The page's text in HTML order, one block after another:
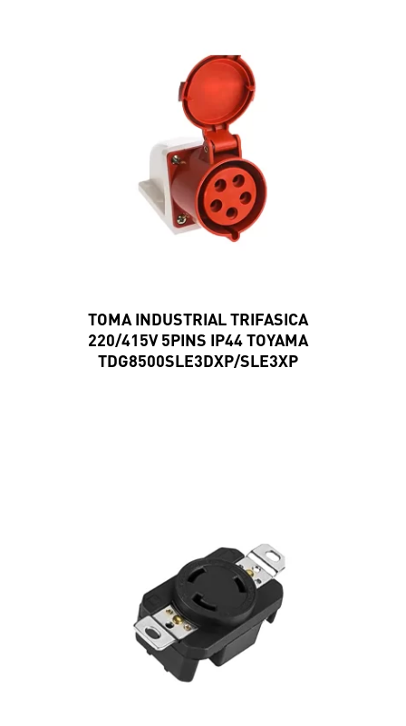
TOMA INDUSTRIAL TRIFASICA
220/415V 5PINS IP44 TOYAMA
TDG8500SLE3DXP/SLE3XP